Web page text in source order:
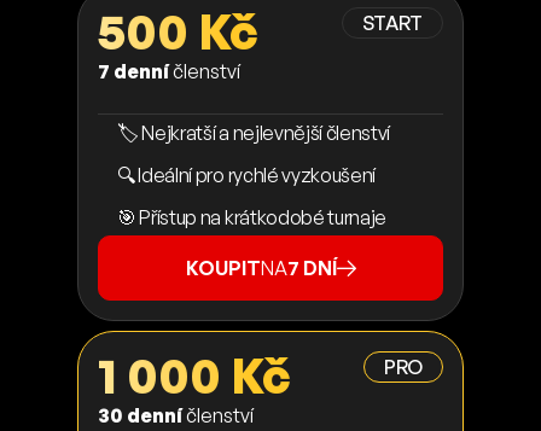
START
500 Kč
7 denníčlenství
🏷️ Nejkratší a nejlevnější členství
🔍 Ideální pro rychlé vyzkoušení
🎯 Přístup na krátkodobé turnaje
KOUPITNA7 DNÍ
PRO
1 000 Kč
30 denníčlenství